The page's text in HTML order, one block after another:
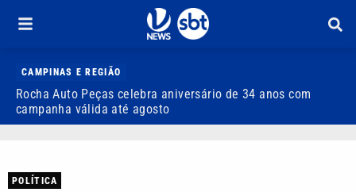
CAMPINAS E REGIÃO
Rocha Auto Peças celebra aniversário de 34 anos com
campanha válida até agosto
POLÍTICA